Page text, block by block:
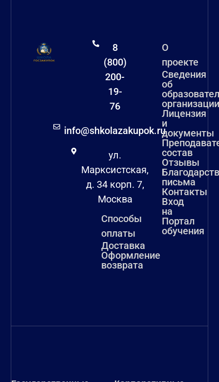
8
(800)
200-
19-
76
info@shkolazakupok.ru
ул.
Марксистская,
д. 34 корп. 7,
Москва
Способы
оплаты
Доставка
Оформление
возврата
О
проекте
Сведения
об
организации
Лицензия
и
документы
состав
Отзывы
письма
Контакты
Вход
на
Портал
обучения